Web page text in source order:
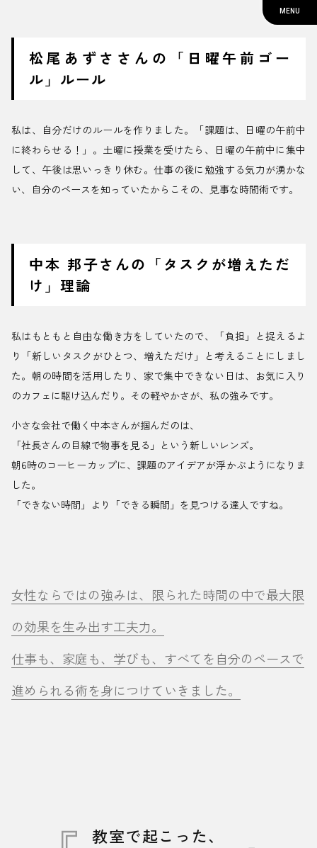
MENU
松尾あずささんの「日曜午前ゴー
ル」ルール
私は、自分だけのルールを作りました。「課題は、日曜の午前中
に終わらせる！」。土曜に授業を受けたら、日曜の午前中に集中
して、午後は思いっきり休む。仕事の後に勉強する気力が湧かな
い、自分のペースを知っていたからこその、見事な時間術です。
中本 邦子さんの「タスクが増えただ
け」理論
私はもともと自由な働き方をしていたので、「負担」と捉えるよ
り「新しいタスクがひとつ、増えただけ」と考えることにしまし
た。朝の時間を活用したり、家で集中できない日は、お気に入り
のカフェに駆け込んだり。その軽やかさが、私の強みです。
小さな会社で働く中本さんが掴んだのは、
「社長さんの目線で物事を見る」という新しいレンズ。
朝6時のコーヒーカップに、課題のアイデアが浮かぶようになりま
した。
「できない時間」より「できる瞬間」を見つける達人ですね。
女性ならではの強みは、限られた時間の中で最大限
の効果を生み出す工夫力。
仕事も、家庭も、学びも、すべてを自分のペースで
進められる術を身につけていきました。
教室で起こった、